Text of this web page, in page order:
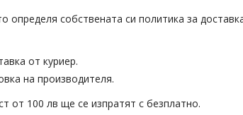
определя собствената си политика за
от куриер.
на производителя.
от 100 лв ще се изпратят с безплатно.